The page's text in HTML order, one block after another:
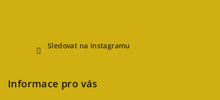
Sledovat na Instagramu
Informace pro vás